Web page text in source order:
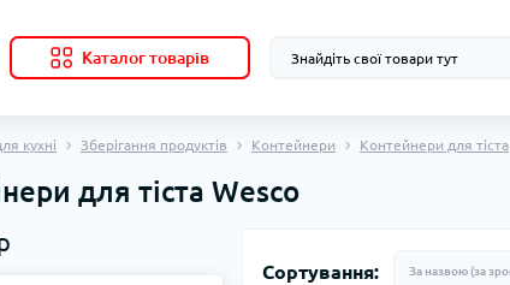
Каталог товарів
кухні Зберігання продуктів Контейнери Контейнери для тіста
для тіста Wesco
Сортування: